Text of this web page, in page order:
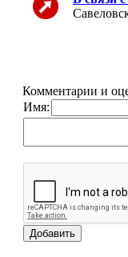
Комментарии и
Имя: